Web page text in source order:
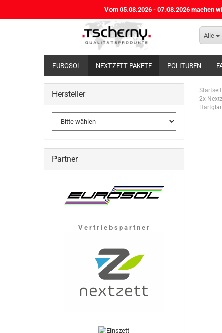
Alle
Vom 05.08.2026 - 07.08.2026 machen
EUROSOL NEXTZETT-PAKETE POLITUREN
HALLEN- / BODENREINIGUNG HANDREINIGUNG /
2x
Hersteller
Partner
V e r t r i e b s p a r t n e r